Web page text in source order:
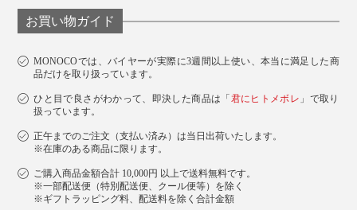
お買い物ガイド
MONOCOでは、バイヤーが実際に3週間以上使い、本当に満足した商
品だけを取り扱っています。
ひと目で良さがわかって、即決した商品は「 君にヒトメボレ 」で取り
扱っています。
正午までのご注文（支払い済み）は当日出荷いたします。
※在庫のある商品に限ります。
ご購入商品金額合計 10,000円 以上で送料無料です。
※一部配送便（特別配送便、クール便等）を除く
※ギフトラッピング料、配送料を除く合計金額